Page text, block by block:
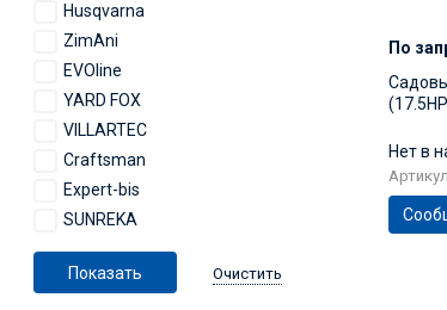
Husqvarna
ZimAni
EVOline
YARD FOX
VILLARTEC
Сraftsman
Expert-bis
SUNREKA
Очистить
По
Нет в